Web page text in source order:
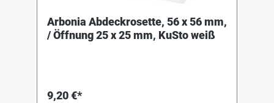
Arbonia Abdeckrosette, 56 x 56 mm,
/ Öffnung 25 x 25 mm, KuSto weiß
9,20 €*